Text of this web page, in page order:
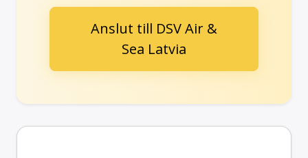
Anslut till DSV Air &
Sea Latvia